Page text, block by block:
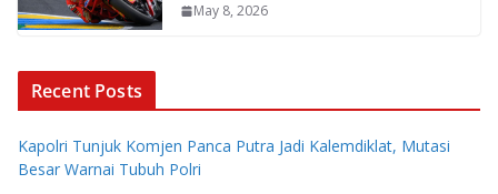
May 8, 2026
Recent Posts
Kapolri Tunjuk Komjen Panca Putra Jadi Kalemdiklat, Mutasi
Besar Warnai Tubuh Polri